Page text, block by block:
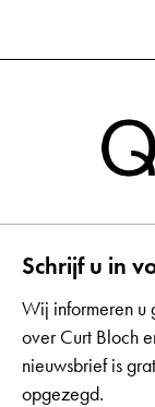
Schrijf u in
Wij informeren u
over Curt Bloch
nieuwsbrief is
opgezegd.